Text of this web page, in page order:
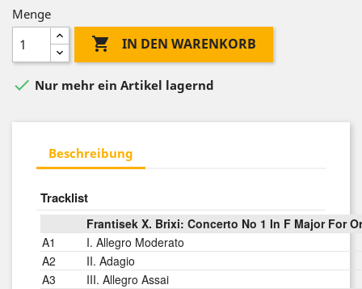
Menge
 IN DEN WARENKORB
 Nur mehr ein Artikel lagernd
Beschreibung
Tracklist
Frantisek X. Brixi: Concerto No 1 In F Major For
A1
I. Allegro Moderato
A2
II. Adagio
A3
III. Allegro Assai